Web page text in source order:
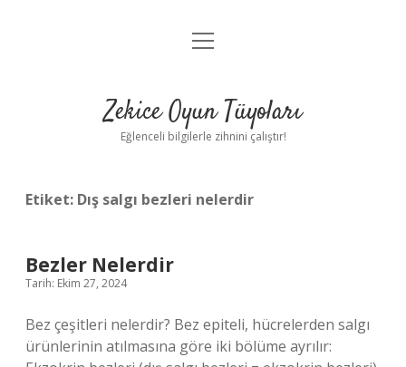
Anasayfa
Yasal Uyarı
menüyü
Zekice Oyun Tüyoları
Eğlenceli bilgilerle zihnini çalıştır!
Etiket: Dış salgı bezleri nelerdir
Bezler Nelerdir
Tarih: Ekim 27, 2024
Bez çeşitleri nelerdir? Bez epiteli, hücrelerden salgı
ürünlerinin atılmasına göre iki bölüme ayrılır: